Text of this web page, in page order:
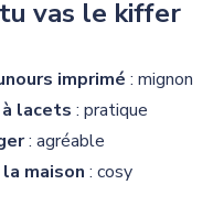
vas le kiffer
imprimé : mignon
à lacets : pratique
: agréable
maison : cosy